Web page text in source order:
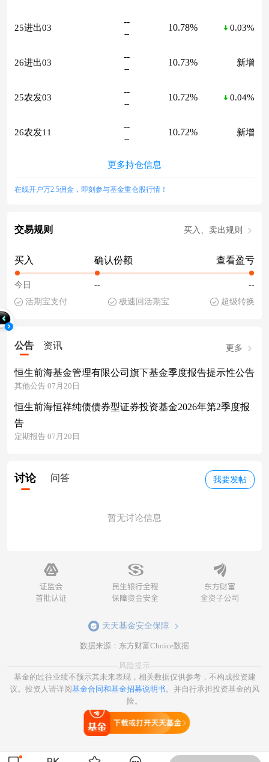
25进出03
--
--
10.78% 0.03%
26进出03
--
--
10.73% 新增
25农发03
--
--
10.72% 0.04%
26农发11
--
--
10.72% 新增
更多持仓信息
在线开户万2.5佣金，即刻参与基金重仓股行情！
交易规则 买入、卖出规则
买入
今日
确认份额
--
查看盈亏
--
活期宝支付
极速回活期宝 超级转换
公告 资讯 更多
恒生前海基金管理有限公司旗下基金季度报告提示性公告
其他公告 07月20日
恒生前海恒祥纯债债券型证券投资基金2026年第2季度报
告
定期报告 07月20日
我要发帖
讨论 问答
暂无讨论信息
天天基金安全保障
数据来源：东方财富Choice数据
风险提示
基金的过往业绩不预示其未来表现，相关数据仅供参考，不构成投资建
议。投资人请详阅基金合同和基金招募说明书。并自行承担投资基金的风
险。
打开天天基金